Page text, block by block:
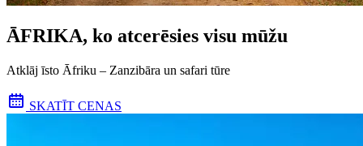
ĀFRIKA, ko atcerēsies visu mūžu
Atklāj īsto Āfriku – Zanzibāra un safari tūre
SKATĪT CENAS